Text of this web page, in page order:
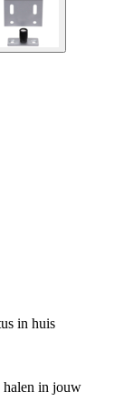
in huis
halen in jouw